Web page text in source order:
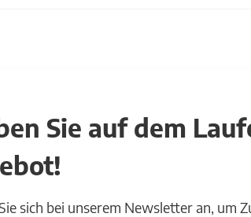
Sie auf dem
sich bei unserem Newsletter an, um